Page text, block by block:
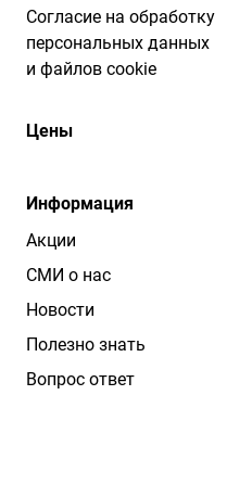
Согласие на обработку
персональных данных
и файлов cookie
Цены
Информация
Акции
СМИ о нас
Новости
Полезно знать
Вопрос ответ